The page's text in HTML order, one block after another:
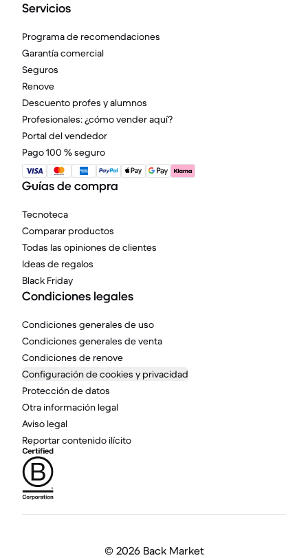
Servicios
Programa de recomendaciones
Garantía comercial
Seguros
Renove
Descuento profes y alumnos
Profesionales: ¿cómo vender aquí?
Portal del vendedor
Pago 100 % seguro
Guías de compra
Tecnoteca
Comparar productos
Todas las opiniones de clientes
Ideas de regalos
Black Friday
Condiciones legales
Condiciones generales de uso
Condiciones generales de venta
Condiciones de renove
Configuración de cookies y privacidad
Protección de datos
Otra información legal
Aviso legal
Reportar contenido ilícito
© 2026 Back Market